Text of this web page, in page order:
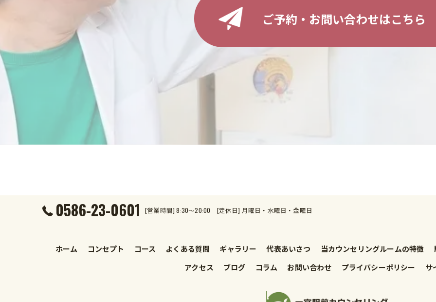
ご予約・お問い合わせはこちら
0586-23-0601 [営業時間] 8:30～20:00 [定休日] 月曜日・水曜日・金曜日
ホーム コンセプト コース よくある質問 ギャラリー 代表あいさつ 当カウンセリングルームの特徴
アクセス
ブログ コラム お問い合わせ プライバシーポリシー サ